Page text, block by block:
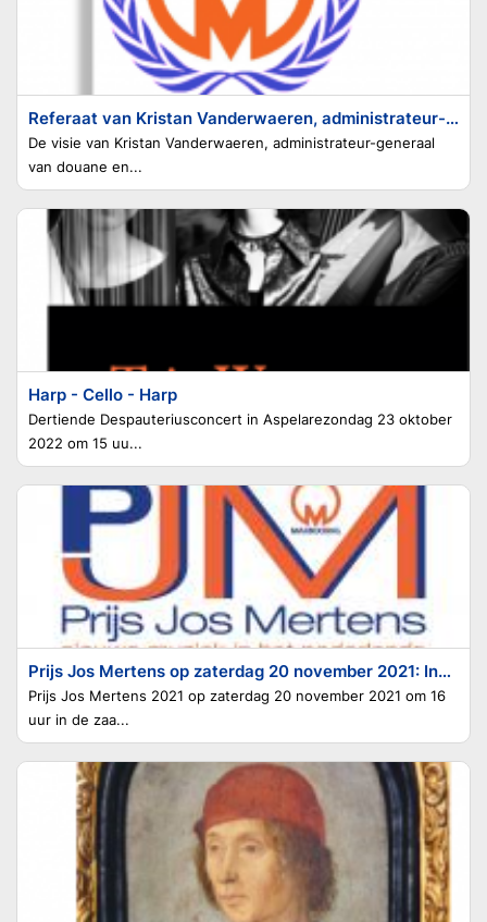
Referaat van Kristan Vanderwaeren, administrateur-generaal van douane en accijnzen
De visie van Kristan Vanderwaeren, administrateur-generaal
van douane en...
Harp - Cello - Harp
Dertiende Despauteriusconcert in Aspelarezondag 23 oktober
2022 om 15 uu...
Prijs Jos Mertens op zaterdag 20 november 2021: Inschrijven verplicht via prijs_jos_mertens@scarlet.be
Prijs Jos Mertens 2021 op zaterdag 20 november 2021 om 16
uur in de zaa...